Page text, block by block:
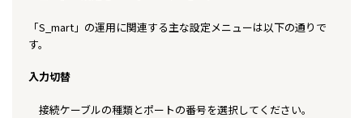
「S_mart」の運用に関連する主な設定メニューは以下の通りで
す。
入力切替
接続ケーブルの種類とポートの番号を選択してください。